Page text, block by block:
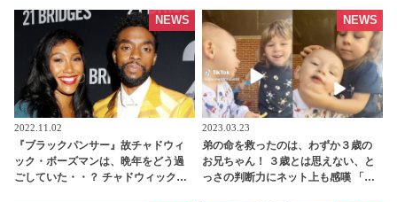
ター」の重要性についても語る -
tvgroove
2022.11.02
『ブラックパンサー』故チャドウィ
ック・ボーズマンは、晩年をどう過
ごしていた・・？ チャドウィックの
NEWS
2023.03.23
弟の命を救ったのは、わずか３歳の
お兄ちゃん！ ３歳とは思えない、と
っさの判断力にネット上も感嘆 「な
NEWS